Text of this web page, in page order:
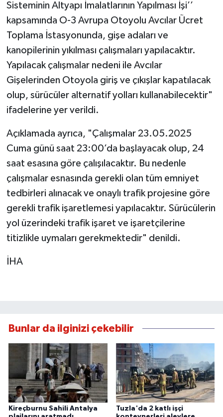
Sisteminin Altyapı İmalatlarının Yapılması İşi’’
kapsamında O-3 Avrupa Otoyolu Avcılar Ücret
Toplama İstasyonunda, gişe adaları ve
kanopilerinin yıkılması çalışmaları yapılacaktır.
Yapılacak çalışmalar nedeni ile Avcılar
Gişelerinden Otoyola giriş ve çıkışlar kapatılacak
olup, sürücüler alternatif yolları kullanabilecektir"
ifadelerine yer verildi.
Açıklamada ayrıca, "Çalışmalar 23.05.2025
Cuma günü saat 23:00’da başlayacak olup, 24
saat esasına göre çalışılacaktır. Bu nedenle
çalışmalar esnasında gerekli olan tüm emniyet
tedbirleri alınacak ve onaylı trafik projesine göre
gerekli trafik işaretlemesi yapılacaktır. Sürücülerin
yol üzerindeki trafik işaret ve işaretçilerine
titizlikle uymaları gerekmektedir" denildi.
İHA
Bunlar da ilginizi çekebilir
Kireçburnu Sahili Antalya
Tuzla'da 2 katlı işçi